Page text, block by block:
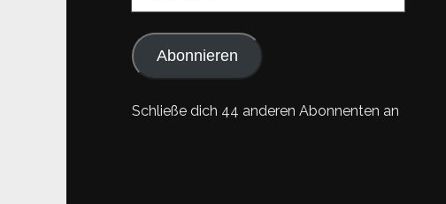
Abonnieren
Schließe dich 44 anderen Abonnenten an